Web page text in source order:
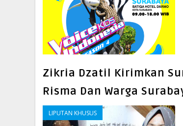
Zikria Dzatil Kirimkan
Risma Dan Warga
LIPUTAN KHUSUS